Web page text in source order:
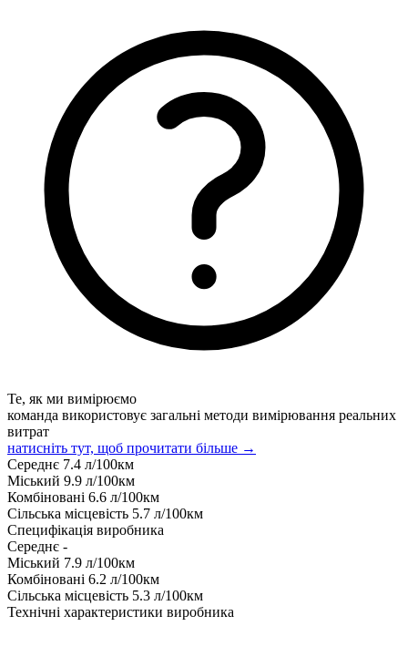
Те, як ми вимірюємо
команда використовує загальні методи вимірювання реальних
витрат
натисніть тут, щоб прочитати більше →
Середнє 7.4 л/100км
Міський 9.9 л/100км
Комбіновані 6.6 л/100км
Сільська місцевість 5.7 л/100км
Специфікація виробника
Середнє -
Міський 7.9 л/100км
Комбіновані 6.2 л/100км
Сільська місцевість 5.3 л/100км
Технічні характеристики виробника